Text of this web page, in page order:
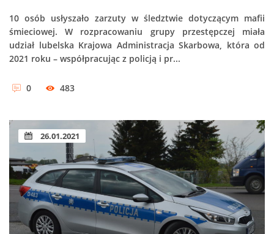
10 osób usłyszało zarzuty w śledztwie dotyczącym mafii
śmieciowej. W rozpracowaniu grupy przestępczej miała
udział lubelska Krajowa Administracja Skarbowa, która od
2021 roku – współpracując z policją i pr...
0 483
26.01.2021